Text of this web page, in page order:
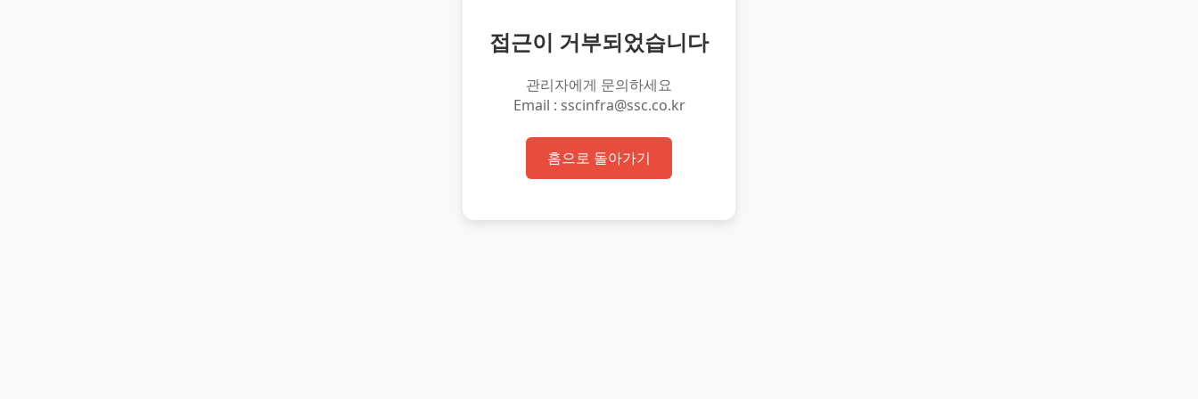
접근이 거부되었습니다
관리자에게 문의하세요
Email : sscinfra@ssc.co.kr
홈으로 돌아가기